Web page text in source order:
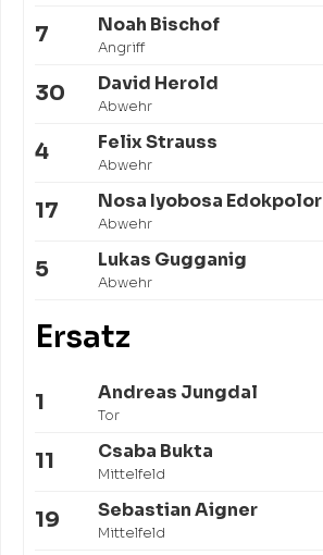
7 Noah Bischof
Angriff
30 David Herold
Abwehr
4 Felix Strauss
Abwehr
17 Nosa Iyobosa Edokpolor
Abwehr
5 Lukas Gugganig
Abwehr
Ersatz
1 Andreas Jungdal
Tor
11 Csaba Bukta
Mittelfeld
19 Sebastian Aigner
Mittelfeld